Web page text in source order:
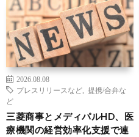
2026.08.08
プレスリリースなど
提携/合弁な
ど
三菱商事とメディパルHD、医
療機関の経営効率化支援で連